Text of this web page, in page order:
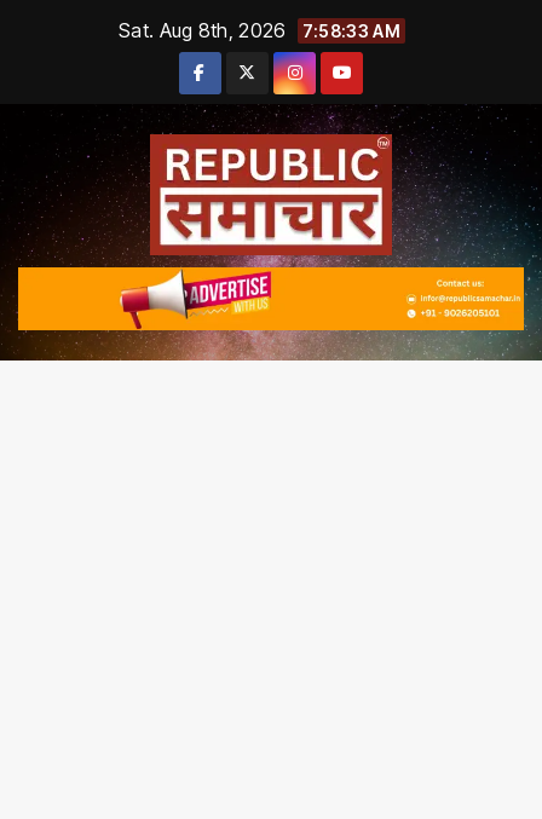
Sat. Aug 8th, 2026 7:58:33 AM